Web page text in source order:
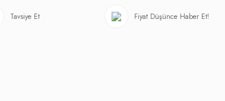
Tavsiye Et Fiyat Düşünce Haber Et!